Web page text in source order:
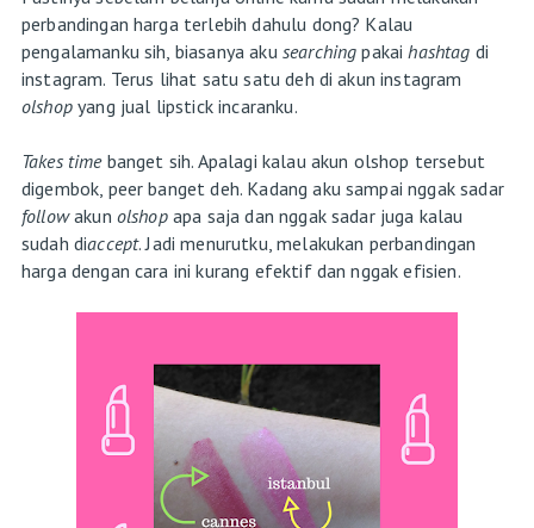
perbandingan harga terlebih dahulu dong? Kalau
pengalamanku sih, biasanya aku searchingpakaihashtag di
instagram. Terus lihat satu satu deh di akun instagram
olshopyang jual lipstick incaranku.
Takes time banget sih. Apalagi kalau akun olshop tersebut
digembok, peer banget deh. Kadang aku sampai nggak sadar
followakun olshopapa saja dan nggak sadar juga kalau
sudah diaccept. Jadi menurutku, melakukan perbandingan
harga dengan cara ini kurang efektif dan nggak efisien.